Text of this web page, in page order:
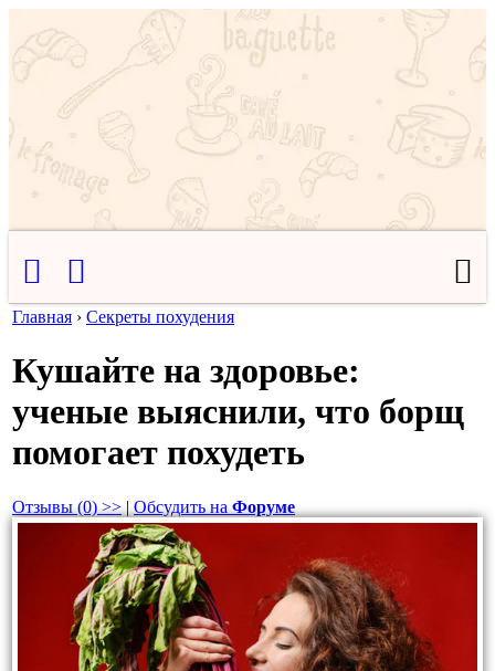
Главная › Секреты похудения
Кушайте на здоровье:
ученые выяснили, что борщ
помогает похудеть
Отзывы (0) >> | Обсудить на Форуме